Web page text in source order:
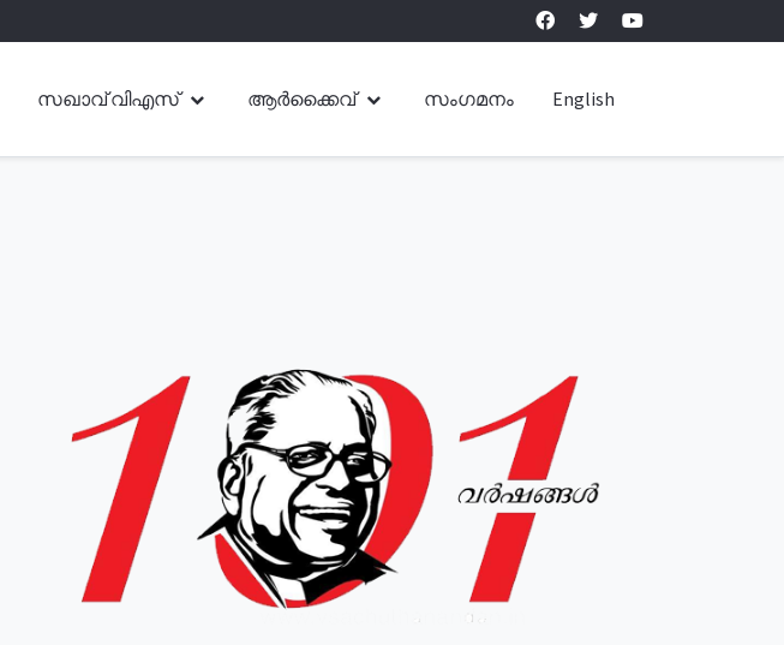
സഖാവ് വിഎസ് ആർക്കൈവ് സംഗമനം English